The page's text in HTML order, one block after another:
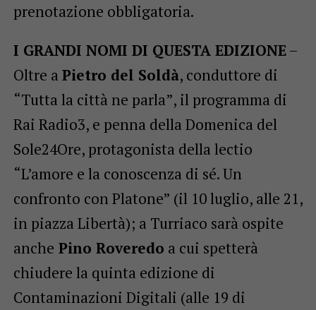
prenotazione obbligatoria.
I GRANDI NOMI DI QUESTA EDIZIONE–
Oltre a Pietro del Soldà, conduttore di
“Tutta la città ne parla”, il programma di
Rai Radio3, e penna della Domenica del
Sole24Ore, protagonista della lectio
“L’amore e la conoscenza di sé. Un
confronto con Platone” (il 10 luglio, alle 21,
in piazza Libertà); a Turriaco sarà ospite
anche Pino Roveredo a cui spetterà
chiudere la quinta edizione di
Contaminazioni Digitali (alle 19 di